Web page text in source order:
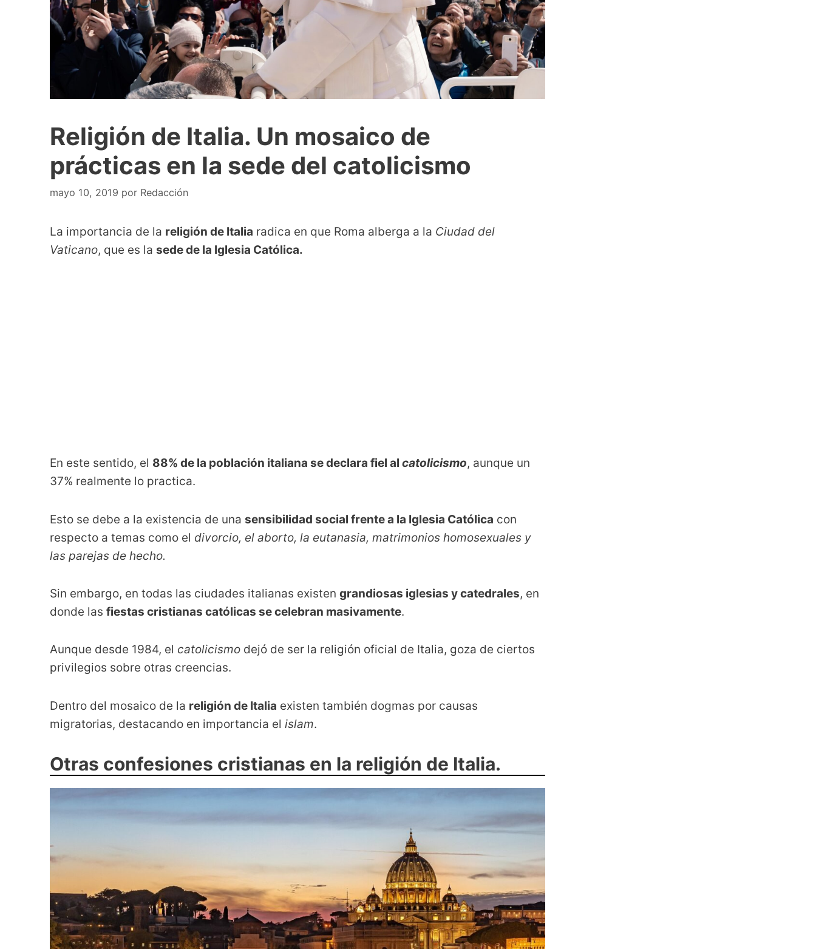
Religión de Italia. Un mosaico de
prácticas en la sede del catolicismo
mayo 10, 2019 por Redacción
La importancia de la religión de Italia radica en que Roma alberga a la Ciudad del
Vaticano, que es la sede de la Iglesia Católica.
En este sentido, el 88% de la población italiana se declara fiel al catolicismo, aunque un
37% realmente lo practica.
Esto se debe a la existencia de una sensibilidad social frente a la Iglesia Católica con
respecto a temas como el divorcio, el aborto, la eutanasia, matrimonios homosexuales y
las parejas de hecho.
Sin embargo, en todas las ciudades italianas existen grandiosas iglesias y catedrales, en
donde las fiestas cristianas católicas se celebran masivamente.
Aunque desde 1984, el catolicismo dejó de ser la religión oficial de Italia, goza de ciertos
privilegios sobre otras creencias.
Dentro del mosaico de la religión de Italia existen también dogmas por causas
migratorias, destacando en importancia el islam.
Otras confesiones cristianas en la religión de Italia.